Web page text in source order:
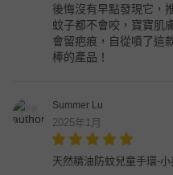
後悔沒有早點發現它，
蚊子都不會咬，寶寶肌
會留疤痕，自從噴了這
棒的產品！
Summer Lu
2025年1月
天然精油防蚊兒童手環-小